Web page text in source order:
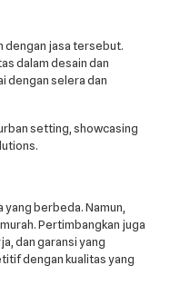
dengan jasa tersebut.
dalam desain dan
dengan selera dan
berbeda. Namun,
Pertimbangkan juga
dan garansi yang
dengan kualitas yang